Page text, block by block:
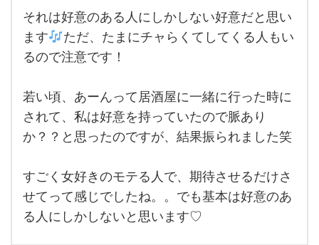
それ
は好
意の
ある
しな
い好
意だ
と思
いま
た
だ、
それは好意のある人にしかしない好意だと思い
ます
ただ、たまにチャらくてしてくる人もい
るので注意です！
若い頃、あーんって居酒屋に一緒に行った時に
されて、私は好意を持っていたので脈あり
か？？と思ったのですが、結果振られました笑
すごく女好きのモテる人で、期待させるだけさ
せてって感じでしたね。。でも基本は好意のあ
る人にしかしないと思います♡